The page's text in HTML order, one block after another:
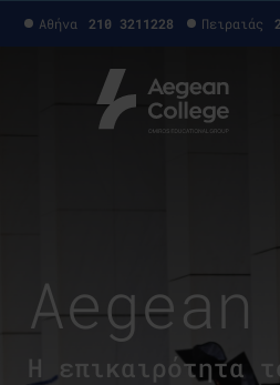
Αθήνα 210 3211228 Πειραιάς
H επικαιρότητα